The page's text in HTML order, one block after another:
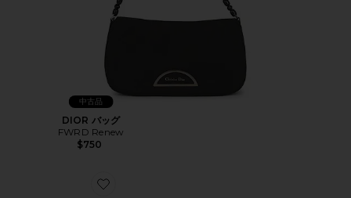
中古品
DIOR バッグ
FWRD Renew
$750
Favorite GUCCI ショルダーバッグ